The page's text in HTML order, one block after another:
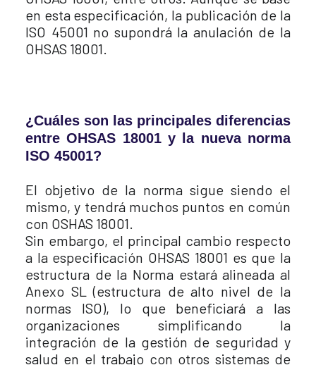
en esta especificación, la publicación de la
ISO 45001 no supondrá la anulación de la
OHSAS 18001.
¿Cuáles son las principales diferencias
entre OHSAS 18001 y la nueva norma
ISO 45001?
El objetivo de la norma sigue siendo el
mismo, y tendrá muchos puntos en común
con OSHAS 18001.
Sin embargo, el principal cambio respecto
a la especificación OHSAS 18001 es que la
estructura de la Norma estará alineada al
Anexo SL (estructura de alto nivel de la
normas ISO), lo que beneficiará a las
organizaciones simplificando la
integración de la gestión de seguridad y
salud en el trabajo con otros sistemas de